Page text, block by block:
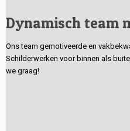
Dynamisch team
Ons team gemotiveerde en
Schilderwerken voor binnen als
we graag!